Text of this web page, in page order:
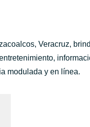
Veracruz,
modulada y en línea.